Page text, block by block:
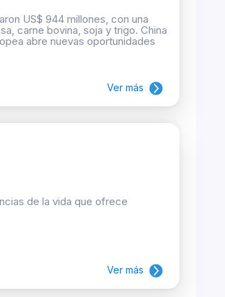
US$ 944 millones, con una
carne bovina, soja y trigo. China
abre nuevas oportunidades
Ver más
de la vida que ofrece
Ver más